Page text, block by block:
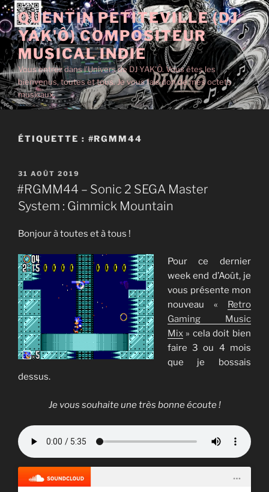
Aller
au
contenu
principal
QUENTIN PETITEVILLE (DJ
YAK'Ô) COMPOSITEUR
MUSICAL INDIE
Vous entrez dans l'Univers de DJ YAK'Ô. Vous êtes les
bienvenus, toutes et tous. Je vous fais don de mes octets
musicaux.
ÉTIQUETTE : #RGMM44
PUBLIÉ
LE
31 AOÛT 2019
#RGMM44 – Sonic 2 SEGA Master
System : Gimmick Mountain
Bonjour à toutes et à tous !
Pour ce dernier
week end d’Août, je
vous présente mon
nouveau « Retro
Gaming Music
Mix» cela doit bien
faire 3 ou 4 mois
que je bossais
dessus.
Je vous souhaite une très bonne écoute !